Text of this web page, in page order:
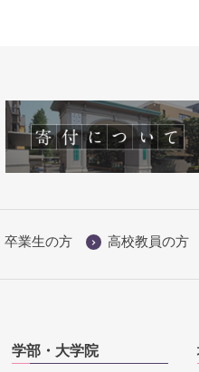
卒業生の方 高校教員の方
学部・大学院